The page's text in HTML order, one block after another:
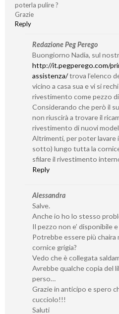
poterla pulire ?
Grazie
Reply
Redazione Peg Perego
Buongiorno Nadia, sul
http://it.pegperego.com/
assistenza/trova l’elenco
vicino a casa sua e vi si
rivestimento come pezzo
Considerando che però il
non riuscirà a trovare il
rivestimento di nuovi
Altrimenti, per poter lavare
sotto) lungo tutta la
sfilare il rivestimento
Reply
Alessandra
Salve.
Anche io ho lo stesso
Il pezzo non e’ disponibile
Potrebbe essere più chaira
cornice grigia?
Vedo che è collegata
Avrebbe qualche copia del
perso…
Grazie in anticipo e spero
cucciolo!!!
Saluti